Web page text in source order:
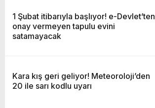
1 Şubat itibarıyla başlıyor! e-Devlet’ten
onay vermeyen tapulu evini
satamayacak
Kara kış geri geliyor! Meteoroloji’den
20 ile sarı kodlu uyarı